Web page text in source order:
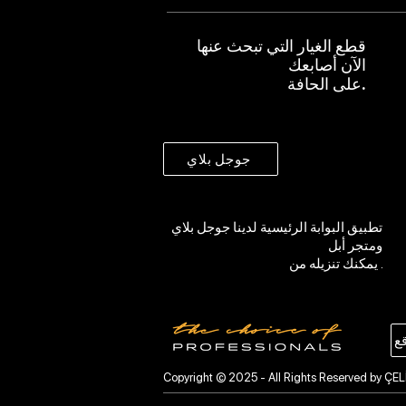
قطع الغيار التي تبحث عنها
الآن أصابعك
على الحافة.
جوجل بلاي
تطبيق البوابة الرئيسية لدينا جوجل بلاي
ومتجر أبل
يمكنك تنزيله من .
Copyright © 2025 - All Rights Reserved by